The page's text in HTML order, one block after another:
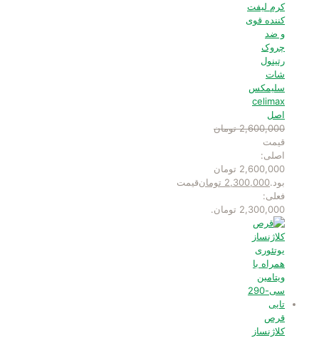
کرم لیفت
کننده قوی
و ضد
چروک
رتینول
شات
سلیمکس
celimax
اصل
2,600,000 تومان
قیمت
اصلی:
2,600,000 تومان
بود.2,300,000 تومانقیمت
فعلی:
2,300,000 تومان.
قرص
کلاژنساز